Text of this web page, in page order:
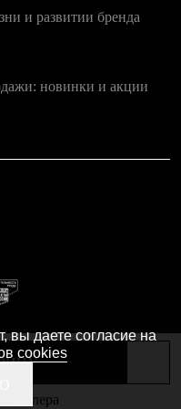
дилера
и развитии бренда
новинки и акции
вы даете согласие на
cookies